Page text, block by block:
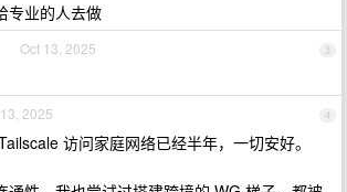
专业的人去做
3
Oct 13, 2025
4
2025
访问家庭网络已经半年，一切安好。